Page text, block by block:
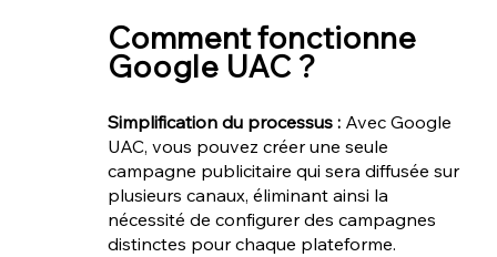
Comment fonctionne
Google UAC ?
Simplification du processus : Avec Google
UAC, vous pouvez créer une seule
campagne publicitaire qui sera diffusée sur
plusieurs canaux, éliminant ainsi la
nécessité de configurer des campagnes
distinctes pour chaque plateforme.